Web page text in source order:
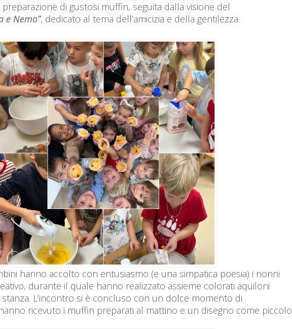
preparazione di gustosi muffin, seguita dalla visione del
e Nemo”, dedicato al tema dell’amicizia e della gentilezza.
hanno accolto con entusiasmo (e una simpatica poesia) i nonni
durante il quale hanno realizzato assieme colorati aquiloni
L’incontro si è concluso con un dolce momento di
ricevuto i muffin preparati al mattino e un disegno come piccolo